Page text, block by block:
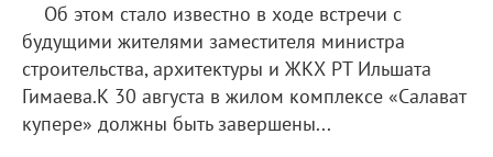
Об этом стало известно в ходе встречи с
будущими жителями заместителя министра
строительства, архитектуры и ЖКХ РТ Ильшата
Гимаева.К 30 августа в жилом комплексе «Салават
купере» должны быть завершены...